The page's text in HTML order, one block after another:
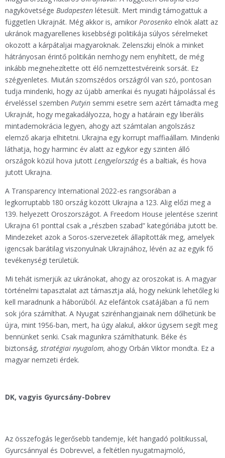
nagykövetsége Budapesten létesült. Mert mindig támogattuk a
független Ukrajnát. Még akkor is, amikor Porosenko elnök alatt az
ukránok magyarellenes kisebbségi politikája súlyos sérelmeket
okozott a kárpátaljai magyaroknak. Zelenszkij elnök a minket
hátrányosan érintő politikán nemhogy nem enyhített, de még
inkább megnehezítette ott élő nemzettestvéreink sorsát. Ez
szégyenletes. Miután szomszédos országról van szó, pontosan
tudja mindenki, hogy az újabb amerikai és nyugati hájpolással és
érveléssel szemben Putyin semmi esetre sem azért támadta meg
Ukrajnát, hogy megakadályozza, hogy a határain egy liberális
mintademokrácia legyen, ahogy azt számtalan angolszász
elemző akarja elhitetni. Ukrajna egy korrupt maffiaállam. Mindenki
láthatja, hogy harminc év alatt az egykor egy szinten álló
országok közül hova jutott Lengyelországés a baltiak, és hova
jutott Ukrajna.
A Transparency International 2022-es rangsorában a
legkorruptabb 180 ország között Ukrajna a 123. Alig előzi meg a
139. helyezett Oroszországot. A Freedom House jelentése szerint
Ukrajna 61 ponttal csak a „részben szabad” kategóriába jutott be.
Mindezeket azok a Soros-szervezetek állapították meg, amelyek
igencsak barátilag viszonyulnak Ukrajnához, lévén az az egyik fő
tevékenységi területük.
Mi tehát ismerjük az ukránokat, ahogy az oroszokat is. A magyar
történelmi tapasztalat azt támasztja alá, hogy nekünk lehetőleg ki
kell maradnunk a háborúból. Az elefántok csatájában a fű nem
sok jóra számíthat. A Nyugat szirénhangjainak nem dőlhetünk be
újra, mint 1956-ban, mert, ha úgy alakul, akkor úgysem segít meg
bennünket senki. Csak magunkra számíthatunk. Béke és
biztonság, stratégiai nyugalom, ahogy Orbán Viktor mondta. Ez a
magyar nemzeti érdek.
DK, vagyis Gyurcsány-Dobrev
Az összefogás legerősebb tandemje, két hangadó politikussal,
Gyurcsánnyal és Dobrevvel, a feltétlen nyugatmajmoló,